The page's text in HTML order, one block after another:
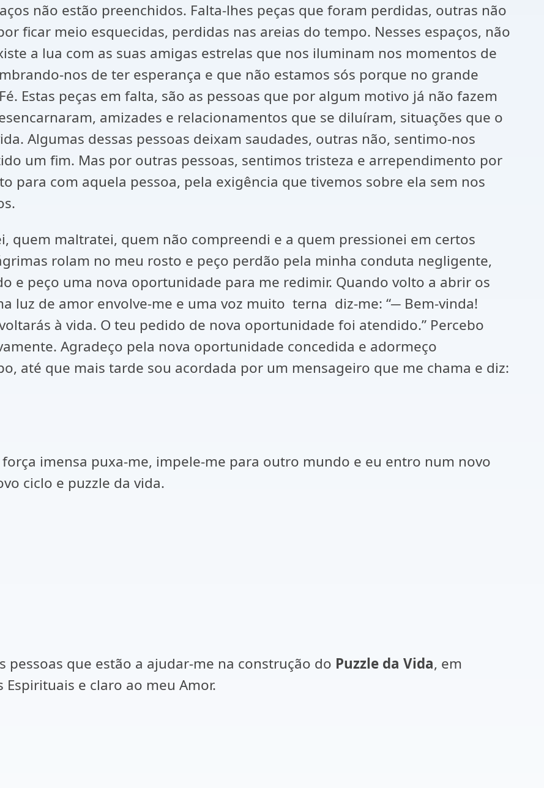
não estão preenchidos. Falta-lhes peças que foram perdidas, outras não
ficar meio esquecidas, perdidas nas areias do tempo. Nesses espaços, não
a lua com as suas amigas estrelas que nos iluminam nos momentos de
nos de ter esperança e que não estamos sós porque no grande
Estas peças em falta, são as pessoas que por algum motivo já não fazem
amizades e relacionamentos que se diluíram, situações que o
Algumas dessas pessoas deixam saudades, outras não, sentimo-nos
um fim. Mas por outras pessoas, sentimos tristeza e arrependimento por
para com aquela pessoa, pela exigência que tivemos sobre ela sem nos
quem maltratei, quem não compreendi e a quem pressionei em certos
rolam no meu rosto e peço perdão pela minha conduta negligente,
e peço uma nova oportunidade para me redimir. Quando volto a abrir os
luz de amor envolve-me e uma voz muito terna diz-me: “─ Bem-vinda!
à vida. O teu pedido de nova oportunidade foi atendido.” Percebo
Agradeço pela nova oportunidade concedida e adormeço
até que mais tarde sou acordada por um mensageiro que me chama e diz:
imensa puxa-me, impele-me para outro mundo e eu entro num novo
ciclo e puzzle da vida.
pessoas que estão a ajudar-me na construção do Puzzle da Vida, em
e claro ao meu Amor.